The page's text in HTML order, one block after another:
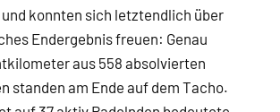
und konnten sich letztendlich über
Endergebnis freuen: Genau
aus 558 absolvierten
standen am Ende auf dem Tacho.